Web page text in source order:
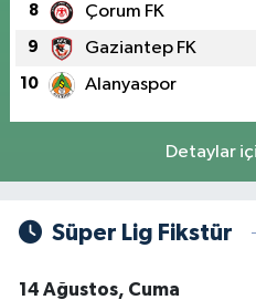
8 Çorum FK
9 Gaziantep FK
10 Alanyaspor
Detaylar
Süper Lig Fikstür
14 Ağustos, Cuma